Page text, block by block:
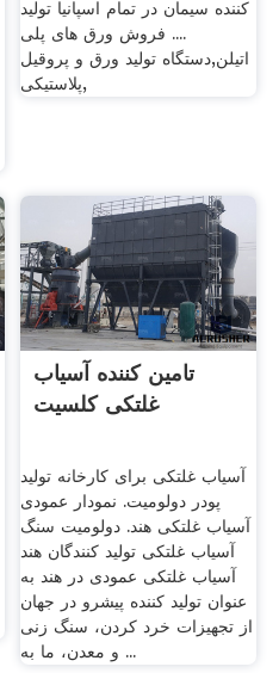
کننده سیمان در تمام اسپانیا تولید
.... فروش ورق های پلی
اتیلن,دستگاه تولید ورق و پروقیل
پلاستیکی,
تامین کننده آسیاب
غلتکی کلسیت
آسیاب غلتکی برای کارخانه تولید
پودر دولومیت. نمودار عمودی
آسیاب غلتکی هند. دولومیت سنگ
آسیاب غلتکی تولید کنندگان هند
آسیاب غلتکی عمودی در هند به
عنوان تولید کننده پیشرو در جهان
از تجهیزات خرد کردن، سنگ زنی
و معدن، ما به ...